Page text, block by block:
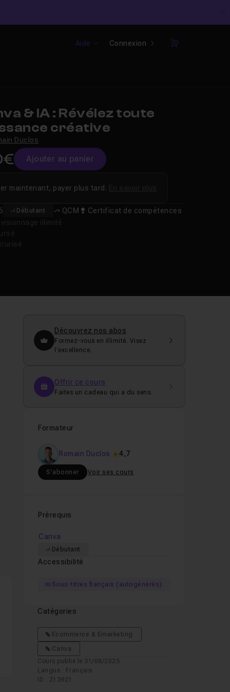
Aide Connexion
Panier
& IA : Révélez toute
créative
Duclos
Ajouter au panier
Débutant QCM Certificat de compétences
maintenant, payer plus tard.
Découvrez nos abos
Formez-vous en illimité. Visez
l’excellence.
Offrir ce cours
Faites un cadeau qui a du sens.
Formateur
Romain Duclos 4,7
S'abonner Voir ses cours
Prérequis
Canva
Débutant
Accessibilité
Sous-titres français (autogénérés)
Catégories
Ecommerce & Emarketing
Canva
Cours publié le 31/08/2025
Langue : Français
ID : 213921